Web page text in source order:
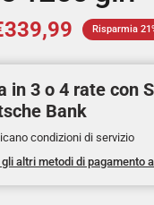
Risparmia
in 3 o 4 rate con
Bank
condizioni di servizio
altri metodi di pagamento